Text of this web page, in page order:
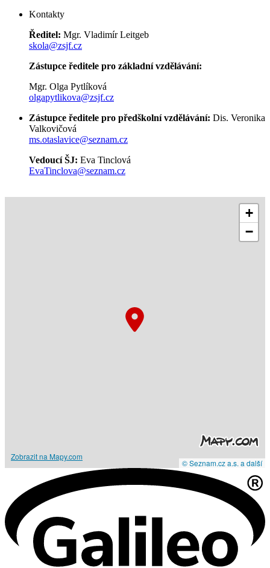
Kontakty
Ředitel: Mgr. Vladimír Leitgeb
skola@zsjf.cz
Zástupce ředitele pro základní vzdělávání:
Mgr. Olga Pytlíková
olgapytlikova@zsjf.cz
Zástupce ředitele pro předškolní vzdělávání: Dis. Veronika
Valkovičová
ms.otaslavice@seznam.cz
Vedoucí ŠJ: Eva Tinclová
EvaTinclova@seznam.cz
+
−
Zobrazit na Mapy.com
© Seznam.cz a.s. a další